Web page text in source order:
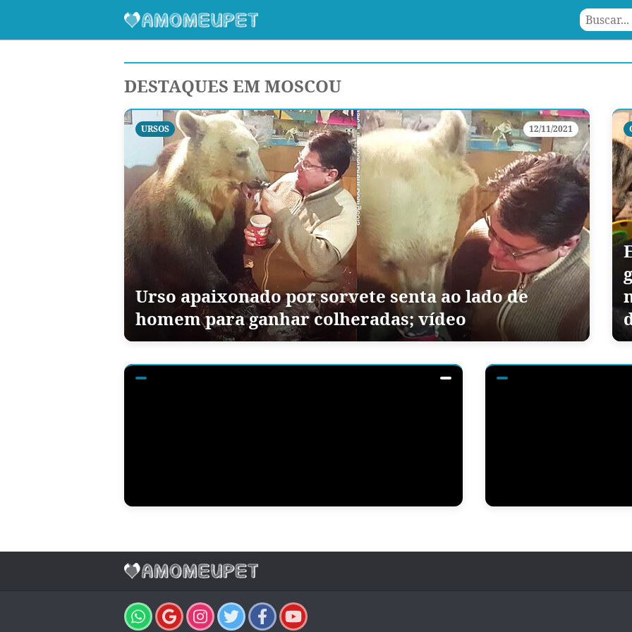
DESTAQUES EM MOSCOU
URSOS 12/11/2021
Urso apaixonado por sorvete senta ao lado de
homem para ganhar colheradas; vídeo